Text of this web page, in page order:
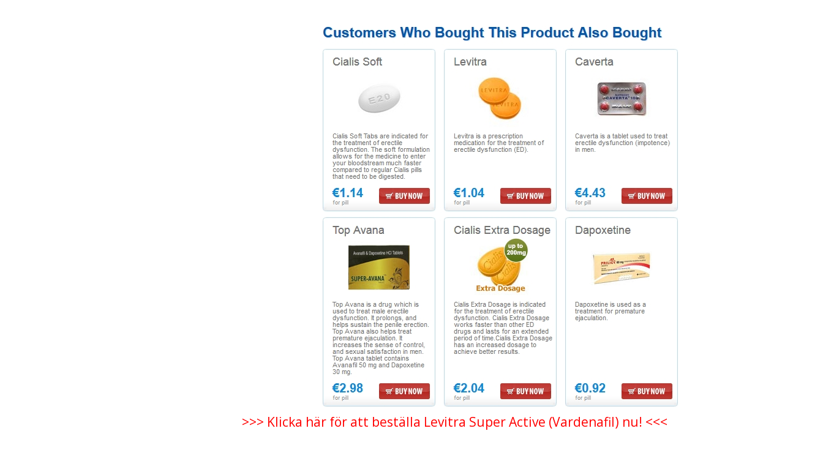
>>> Klicka här för att beställa Levitra Super Active (Vardenafil) nu! <<<